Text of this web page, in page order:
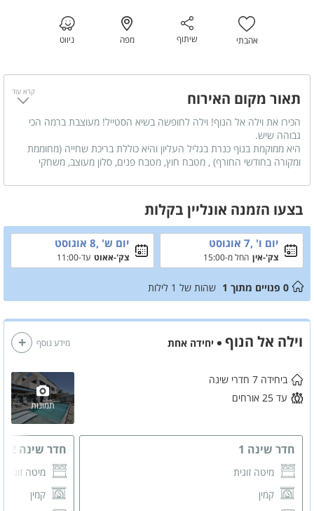
אהבתי שיתוף מפה ניווט
תאור מקום האירוח
הכירו את וילה אל הנוף! וילה לחופשה בשיא הסטייל! מעוצבת ברמה הכי
גבוהה שיש.
היא ממוקמת בנוף כנרת בגליל העליון והיא כוללת בריכת שחייה (מחוממת
ומקורה בחודשי החורף) , מטבח חוץ, מטבח פנים, סלון מעוצב, משחקי
קרא עוד
בצעו הזמנה אונליין בקלות
יום ו' ,7 אוגוסט
צק'-אין החל מ-15:00
יום ש' ,8 אוגוסט
צק'-אאוט עד-11:00
0 פנויים מתוך 1 שהות של 1 לילות
וילה אל הנוף יחידה אחת
תמונות
ביחידה 7 חדרי שינה
עד 25 אורחים
חדר שינה 1
מיטה זוגית
קמין
חדר שינה 2
מיטה זוגית
קמין
מידע נוסף